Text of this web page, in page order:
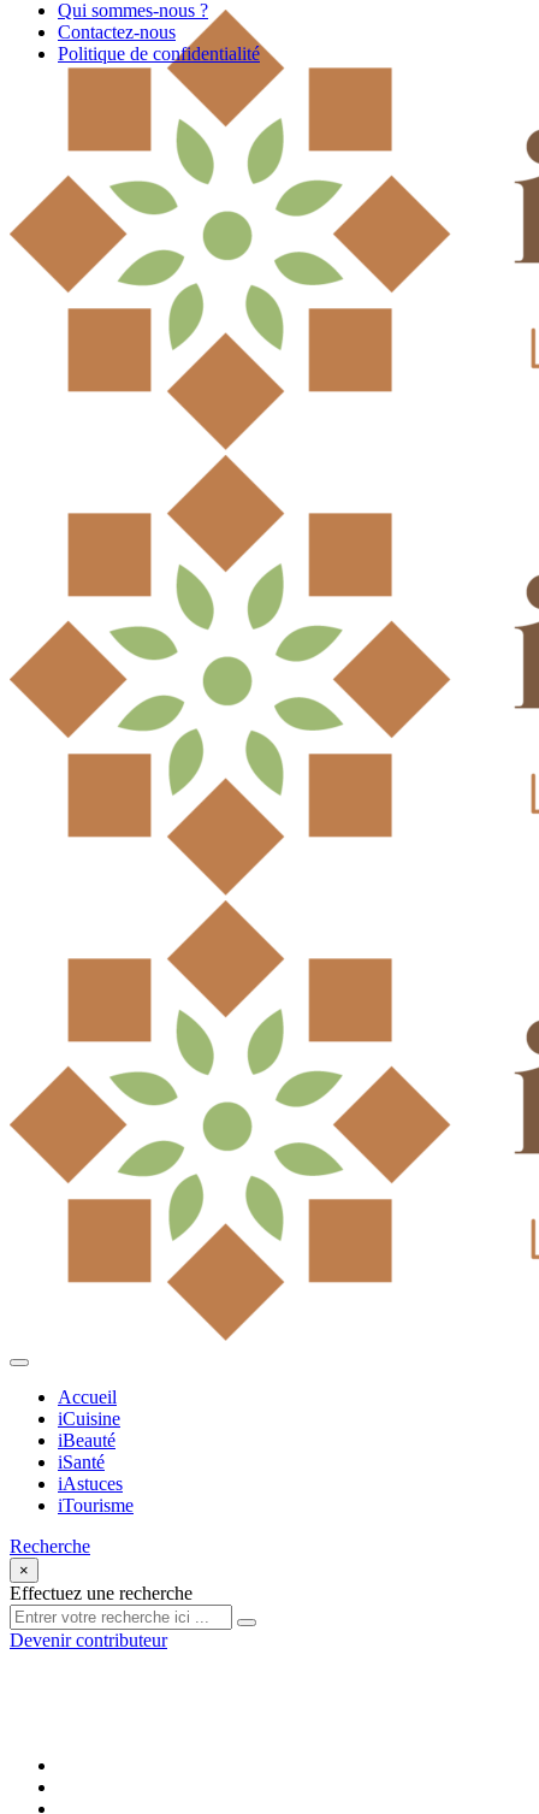
Accueil
iCuisine
iBeauté
iSanté
iAstuces
iTourisme
Recherche
×
Effectuez une recherche
Devenir contributeur
Qui sommes-nous ?
Contactez-nous
Politique de confidentialité